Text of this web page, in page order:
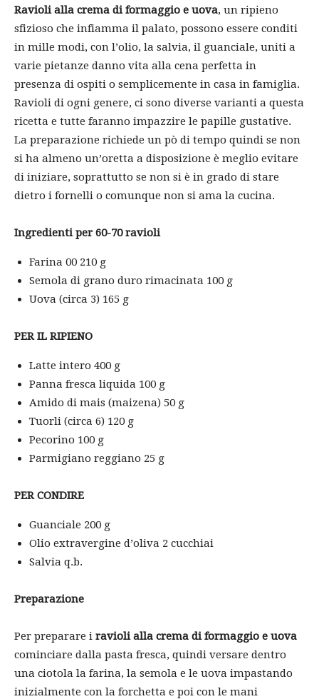
Ravioli alla crema di formaggio e uova, un ripieno
sfizioso che infiamma il palato, possono essere conditi
in mille modi, con l’olio, la salvia, il guanciale, uniti a
varie pietanze danno vita alla cena perfetta in
presenza di ospiti o semplicemente in casa in famiglia.
Ravioli di ogni genere, ci sono diverse varianti a questa
ricetta e tutte faranno impazzire le papille gustative.
La preparazione richiede un pò di tempo quindi se non
si ha almeno un’oretta a disposizione è meglio evitare
di iniziare, soprattutto se non si è in grado di stare
dietro i fornelli o comunque non si ama la cucina.
Ingredienti per 60-70 ravioli
Farina 00 210 g
Semola di grano duro rimacinata 100 g
Uova (circa 3) 165 g
PER IL RIPIENO
Latte intero 400 g
Panna fresca liquida 100 g
Amido di mais (maizena) 50 g
Tuorli (circa 6) 120 g
Pecorino 100 g
Parmigiano reggiano 25 g
PER CONDIRE
Guanciale 200 g
Olio extravergine d’oliva 2 cucchiai
Salvia q.b.
Preparazione
Per preparare i ravioli alla crema di formaggio e uova
cominciare dalla pasta fresca, quindi versare dentro
una ciotola la farina, la semola e le uova impastando
inizialmente con la forchetta e poi con le mani